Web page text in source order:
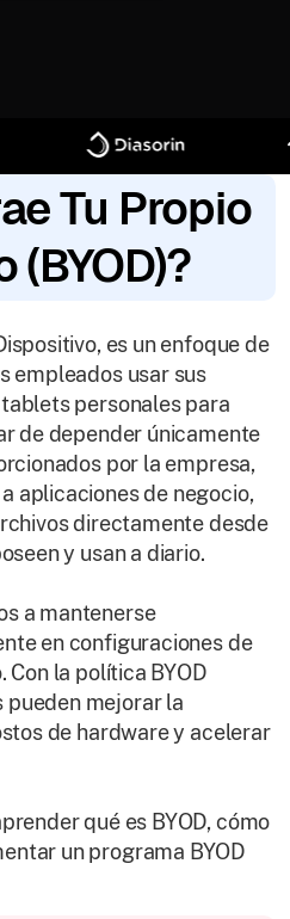
Tu Propio
es un enfoque de
empleados usar sus
personales para
de depender únicamente
por la empresa,
aplicaciones de negocio,
directamente desde
y usan a diario.
a mantenerse
en configuraciones de
la política BYOD
pueden mejorar la
de hardware y acelerar
qué es BYOD, cómo
un programa BYOD